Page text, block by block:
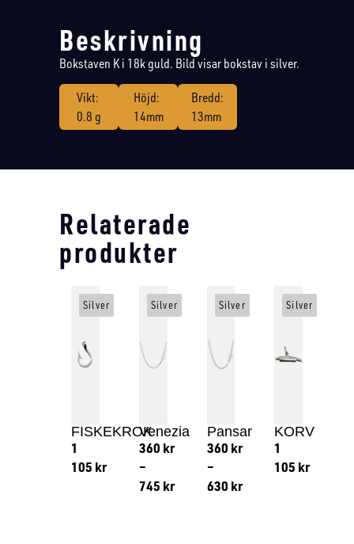
Beskrivning
Bokstaven K i 18k guld. Bild visar bokstav i silver.
Vikt:
0.8 g
Höjd:
14mm
Bredd:
13mm
Relaterade
produkter
FISKEKROK
1
105 kr
Silver
Venezia
360 kr
–
745 kr
Silver
Pansar
360 kr
–
630 kr
Silver
KORV
1
105 kr
Silver